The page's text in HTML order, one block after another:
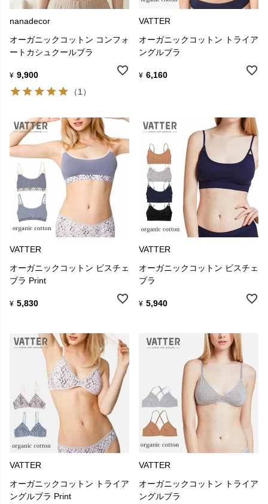
nanadecor
オーガニックコットン コンフォ
ートカシュクールブラ
¥ 9,900
（1）
VATTER
オーガニックコットン トライア
ングルブラ
¥ 6,160
VATTER
オーガニックコットン ビスチェ
ブラ Print
¥ 5,830
VATTER
オーガニックコットン ビスチェ
ブラ
¥ 5,940
VATTER
オーガニックコットン トライア
ングルブラ Print
VATTER
オーガニックコットン トライア
ングルブラ